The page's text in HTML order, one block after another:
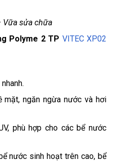
Vữa sửa chữa
Polyme 2 TP VITEC XP02
mặt, ngăn ngừa nước và hơi
phù hợp cho các bể nước
nước sinh hoạt trên cao, bể